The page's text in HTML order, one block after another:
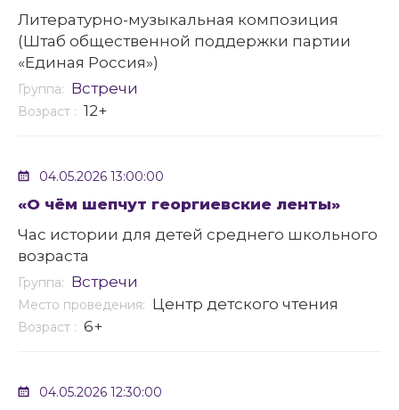
Литературно-музыкальная композиция
(Штаб общественной поддержки партии
«Единая Россия»)
Группа: Встречи
Возраст : 12+
04.05.2026 13:00:00
«О чём шепчут георгиевские ленты»
Час истории для детей среднего школьного
возраста
Группа: Встречи
Место проведения: Центр детского чтения
Возраст : 6+
04.05.2026 12:30:00